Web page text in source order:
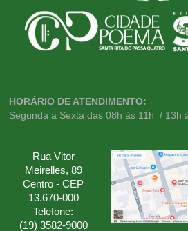
HORÁRIO DE ATENDIMENTO:
Segunda a Sexta das 08h às 11h / 13h
Rua Vitor
Meirelles, 89
Centro - CEP
13.670-000
Telefone:
(19) 3582-9000